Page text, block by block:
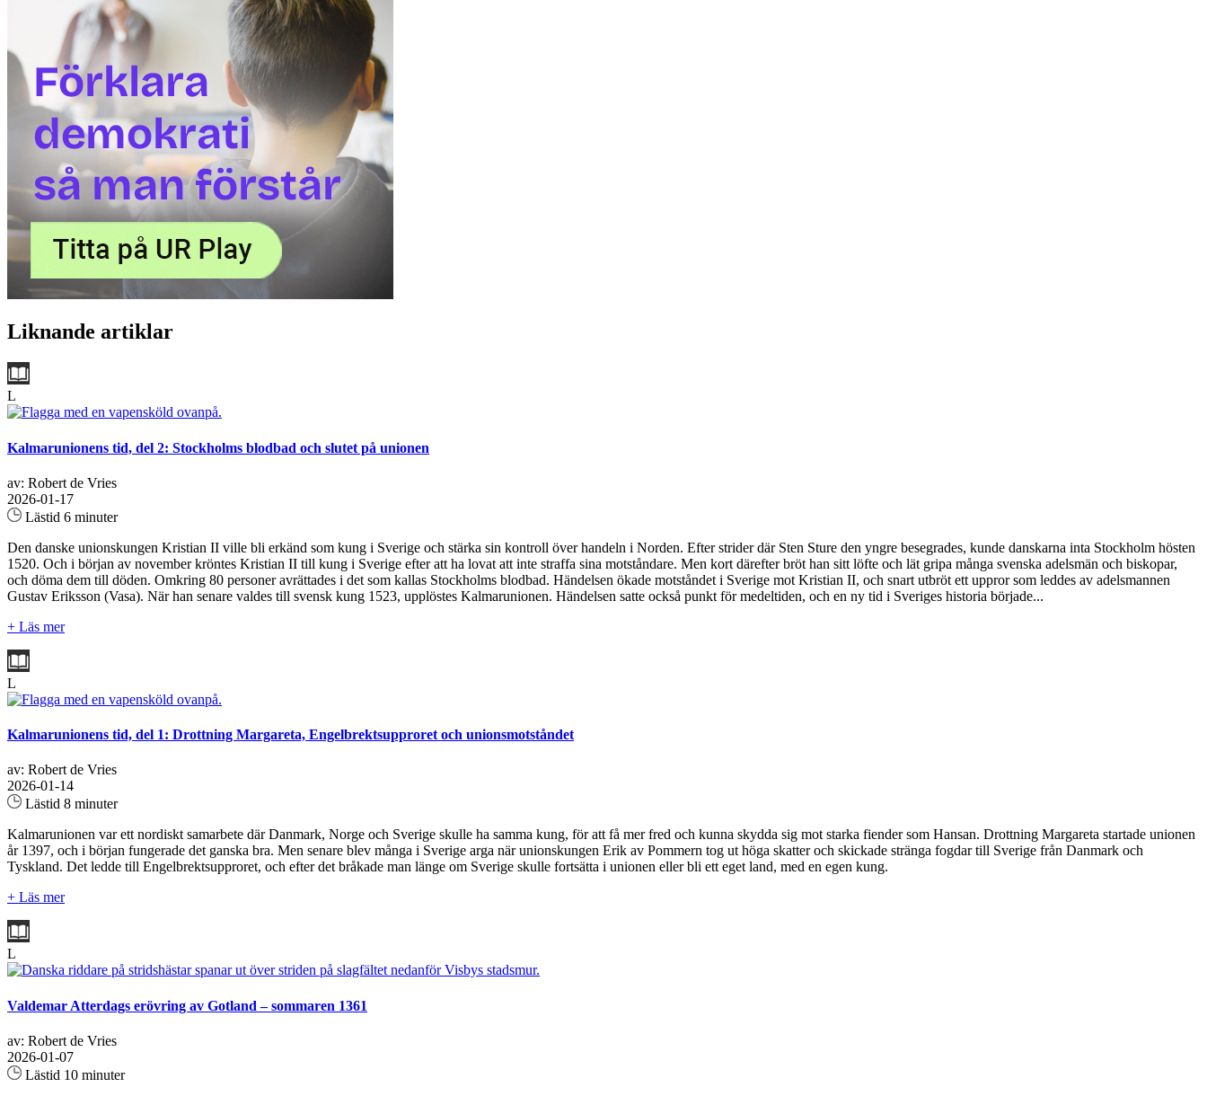
Liknande artiklar
L
Kalmarunionens tid, del 2: Stockholms blodbad och slutet på unionen
av: Robert de Vries
2026-01-17
Lästid 6 minuter
Den danske unionskungen Kristian II ville bli erkänd som kung i Sverige och stärka sin kontroll över handeln i Norden. Efter strider där Sten Sture den yngre besegrades, kunde danskarna inta Stockholm hösten
1520. Och i början av november kröntes Kristian II till kung i Sverige efter att ha lovat att inte straffa sina motståndare. Men kort därefter bröt han sitt löfte och lät gripa många svenska adelsmän och biskopar,
och döma dem till döden. Omkring 80 personer avrättades i det som kallas Stockholms blodbad. Händelsen ökade motståndet i Sverige mot Kristian II, och snart utbröt ett uppror som leddes av adelsmannen
Gustav Eriksson (Vasa). När han senare valdes till svensk kung 1523, upplöstes Kalmarunionen. Händelsen satte också punkt för medeltiden, och en ny tid i Sveriges historia började...
+ Läs mer
L
Kalmarunionens tid, del 1: Drottning Margareta, Engelbrektsupproret och unionsmotståndet
av: Robert de Vries
2026-01-14
Lästid 8 minuter
Kalmarunionen var ett nordiskt samarbete där Danmark, Norge och Sverige skulle ha samma kung, för att få mer fred och kunna skydda sig mot starka fiender som Hansan. Drottning Margareta startade unionen
år 1397, och i början fungerade det ganska bra. Men senare blev många i Sverige arga när unionskungen Erik av Pommern tog ut höga skatter och skickade stränga fogdar till Sverige från Danmark och
Tyskland. Det ledde till Engelbrektsupproret, och efter det bråkade man länge om Sverige skulle fortsätta i unionen eller bli ett eget land, med en egen kung.
+ Läs mer
L
Valdemar Atterdags erövring av Gotland – sommaren 1361
av: Robert de Vries
2026-01-07
Lästid 10 minuter